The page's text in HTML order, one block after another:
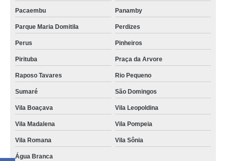
Pacaembu Panamby
Parque Maria Domitila Perdizes
Perus Pinheiros
Pirituba Praça da Arvore
Raposo Tavares Rio Pequeno
Sumaré São Domingos
Vila Boaçava Vila Leopoldina
Vila Madalena Vila Pompeia
Vila Romana Vila Sônia
Água Branca